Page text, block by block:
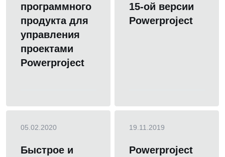
программного
продукта для
управления
проектами
Powerproject
15-ой версии
Powerproject
05.02.2020
Быстрое и
19.11.2019
Powerproject